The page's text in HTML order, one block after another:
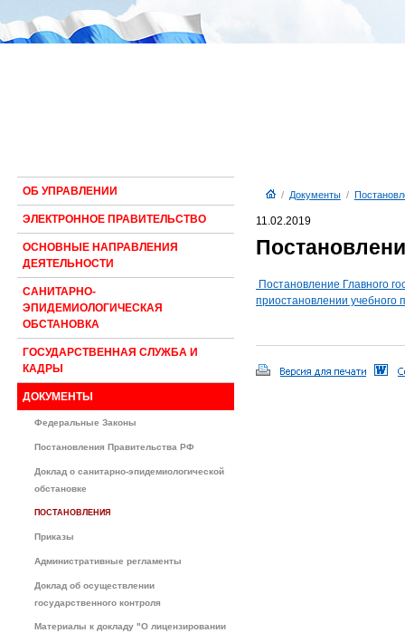
ОБ УПРАВЛЕНИИ
ЭЛЕКТРОННОЕ ПРАВИТЕЛЬСТВО
ОСНОВНЫЕ НАПРАВЛЕНИЯ
ДЕЯТЕЛЬНОСТИ
САНИТАРНО-
ЭПИДЕМИОЛОГИЧЕСКАЯ
ОБСТАНОВКА
ГОСУДАРСТВЕННАЯ СЛУЖБА И
КАДРЫ
ДОКУМЕНТЫ
Федеральные Законы
Постановления Правительства РФ
Доклад о санитарно-эпидемиологической
обстановке
ПОСТАНОВЛЕНИЯ
Приказы
Административные регламенты
Доклад об осуществлении
государственного контроля
Материалы к докладу "О лицензировании
/ Документы/
11.02.2019
Постановление Главного
приостановлении учебного